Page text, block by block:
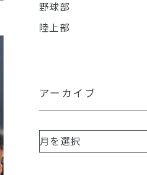
野球部
陸上部
アーカイブ